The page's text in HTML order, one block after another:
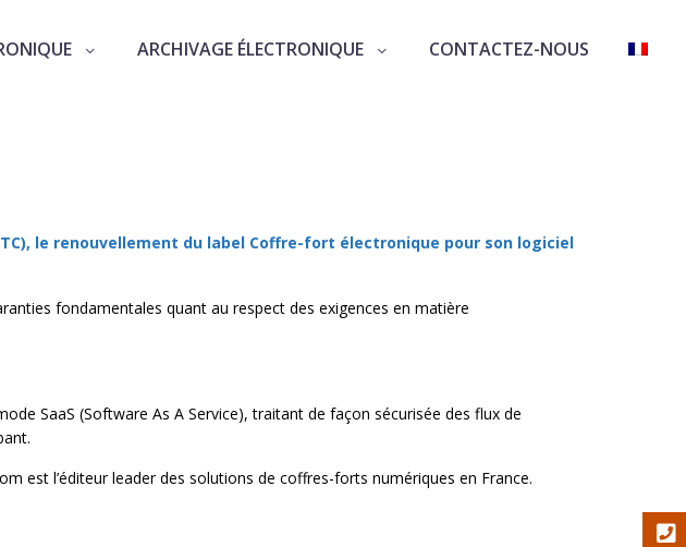
ARCHIVAGE ÉLECTRONIQUE CONTACTEZ-NOUS
avec le renouvellement du label Coffre-
le renouvellement du label Coffre-fort électronique pour son logiciel
fondamentales quant au respect des exigences en matière
SaaS (Software As A Service), traitant de façon sécurisée des flux de
est l’éditeur leader des solutions de coffres-forts numériques en France.